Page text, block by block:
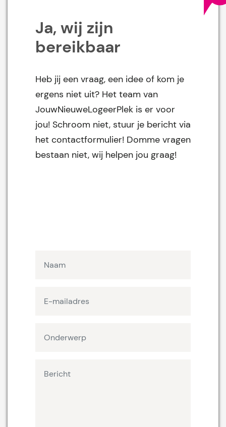
Ja, wij zijn
bereikbaar
Heb jij een vraag, een idee of kom je
ergens niet uit? Het team van
JouwNieuweLogeerPlek is er voor
jou! Schroom niet, stuur je bericht via
het contactformulier! Domme vragen
bestaan niet, wij helpen jou graag!